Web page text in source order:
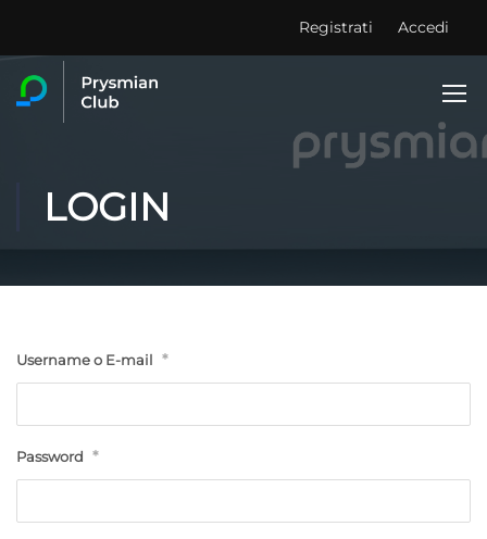
Registrati Accedi
LOGIN
Username o E-mail *
Password *